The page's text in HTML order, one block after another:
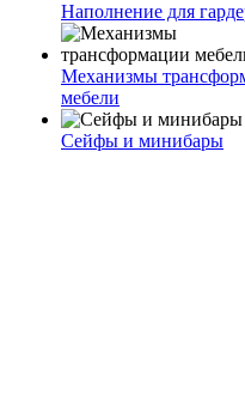
Наполнение для
Механизмы
мебели
Сейфы и минибары